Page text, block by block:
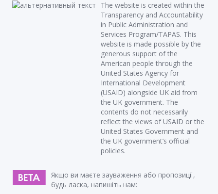
The website is created within the
Transparency and Accountability
in Public Administration and
Services Program/TAPAS. This
website is made possible by the
generous support of the
American people through the
United States Agency for
International Development
(USAID) alongside UK aid from
the UK government. The
contents do not necessarily
reflect the views of USAID or the
United States Government and
the UK government’s official
policies.
Якщо ви маєте зауваження або пропозиції,
будь ласка, напишіть нам: